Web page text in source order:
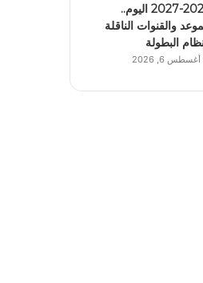
2026-2027 اليوم..
والقنوات الناقلة
البطولة
أغسطس 6, 2026